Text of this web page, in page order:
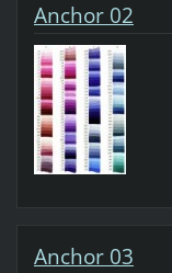
Anchor 02
Anchor 03